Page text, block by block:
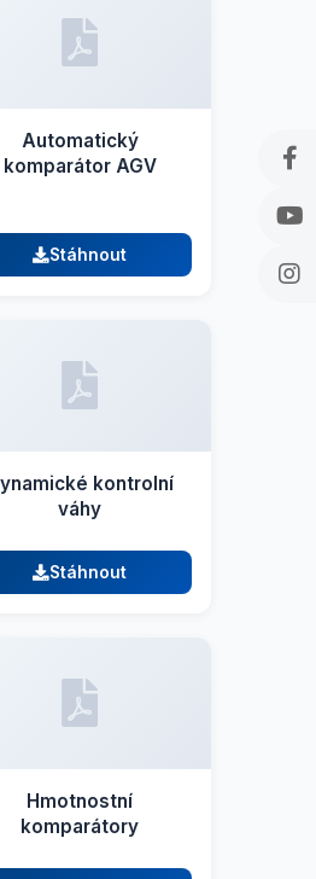
Automatický
komparátor AGV
Stáhnout
kontrolní
váhy
Stáhnout
Hmotnostní
komparátory